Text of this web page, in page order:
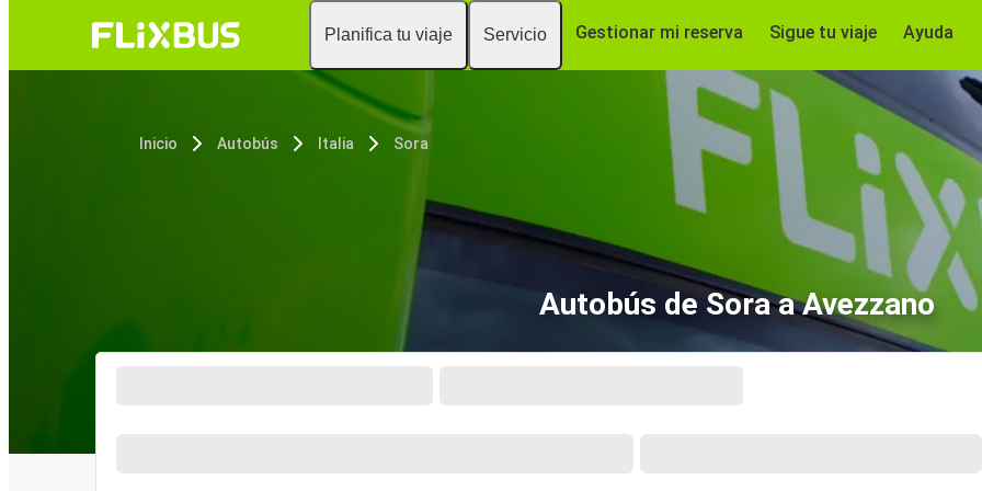
Planifica tu viaje Servicio Gestionar mi reserva Sigue tu viaje Ayuda
Inicio Autobús Italia Sora
Autobús de Sora a Avezzano